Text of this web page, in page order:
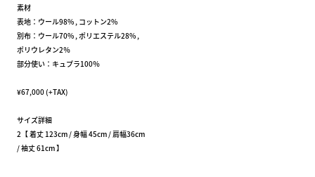
素材
表地：ウール98% , コットン2%
別布：ウール70% , ポリエステル28% ,
ポリウレタン2％
部分使い：キュプラ100％
¥67,000 (+TAX)
サイズ詳細
2【 着丈 123cm / 身幅 45cm / 肩幅36cm
/ 袖丈 61cm 】